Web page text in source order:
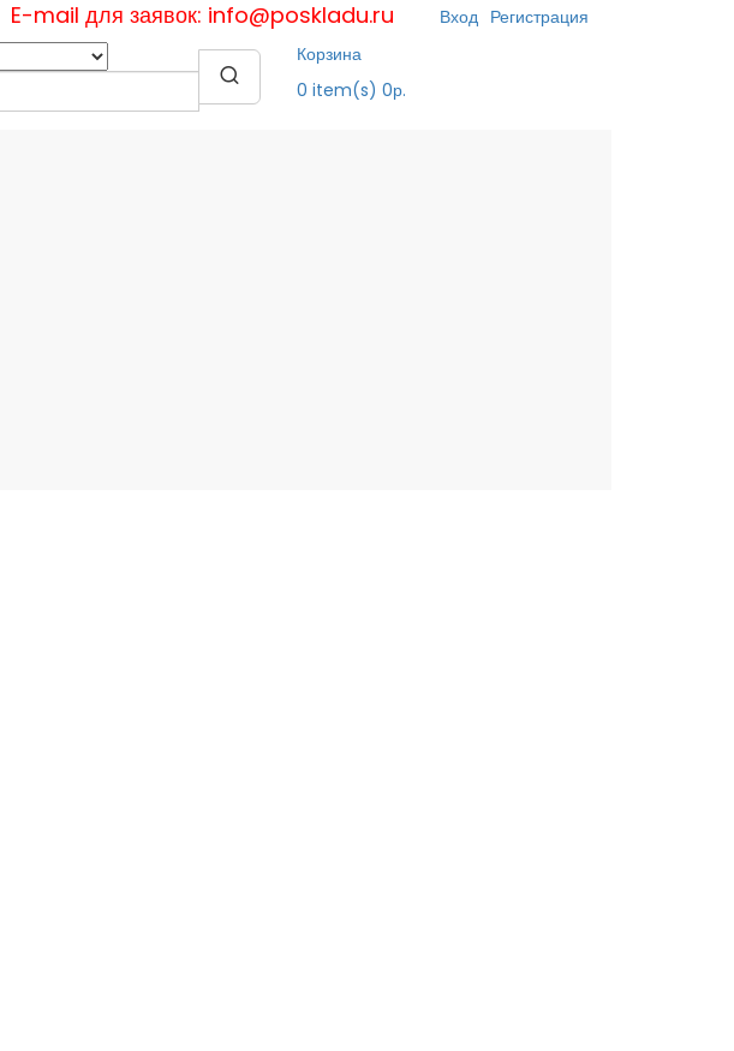
E-mail для заявок: info@poskladu.ru Вход Регистрация
Корзина
0 item(s) 0р.